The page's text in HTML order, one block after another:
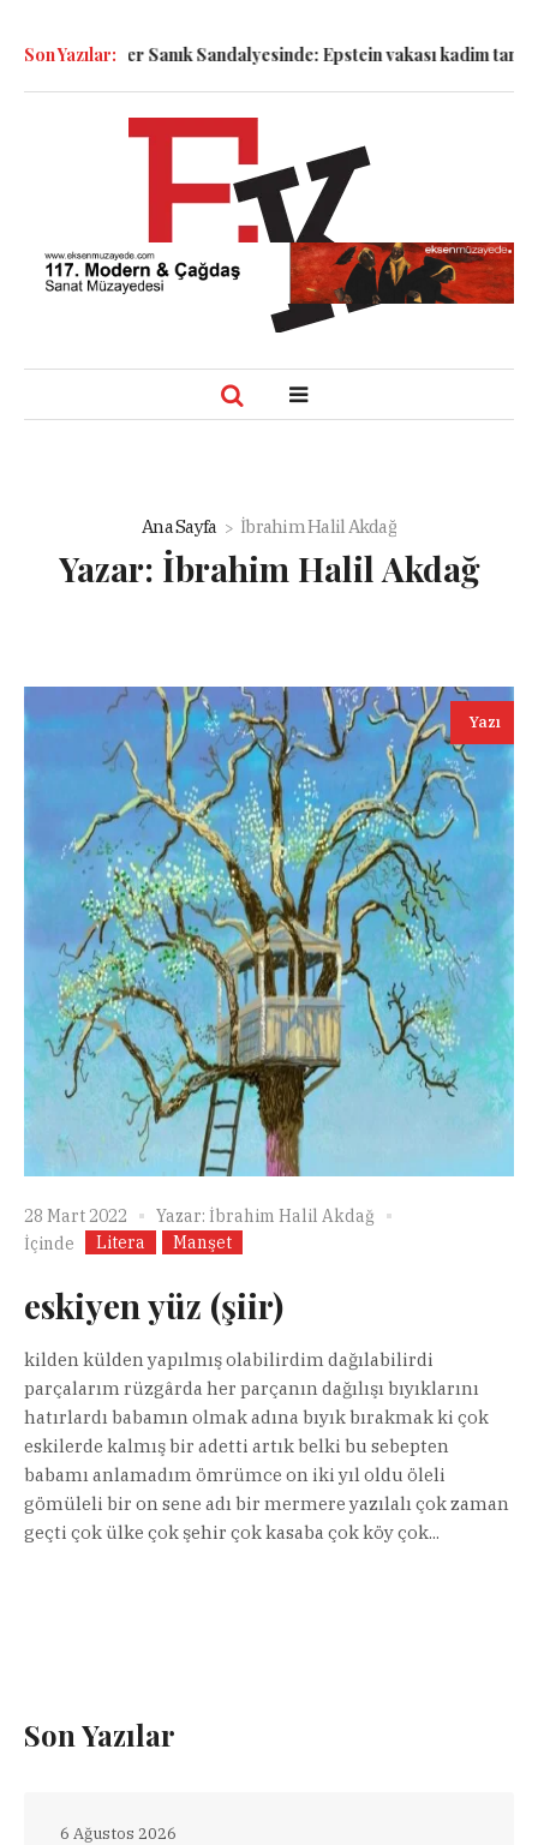
Son Yazılar:
Semboller Sanık Sandalyesinde: Epstein vakası kadim tanrıları
Ana Sayfa İbrahim Halil Akdağ
Yazar: İbrahim Halil Akdağ
Yazı
28 Mart 2022 Yazar: İbrahim Halil Akdağ
İçinde
Litera Manşet
eskiyen yüz (şiir)
kilden külden yapılmış olabilirdim dağılabilirdi
parçalarım rüzgârda her parçanın dağılışı bıyıklarını
hatırlardı babamın olmak adına bıyık bırakmak ki çok
eskilerde kalmış bir adetti artık belki bu sebepten
babamı anlamadım ömrümce on iki yıl oldu öleli
gömüleli bir on sene adı bir mermere yazılalı çok zaman
geçti çok ülke çok şehir çok kasaba çok köy çok...
Son Yazılar
6 Ağustos 2026